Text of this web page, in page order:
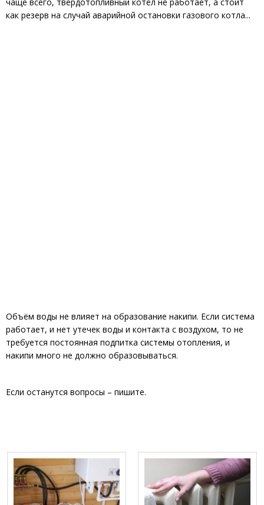
как резерв на случай аварийной остановки газового котла...
Объём воды не влияет на образование накипи. Если система
работает, и нет утечек воды и контакта с воздухом, то не
требуется постоянная подпитка системы отопления, и
накипи много не должно образовываться.
Если останутся вопросы – пишите.